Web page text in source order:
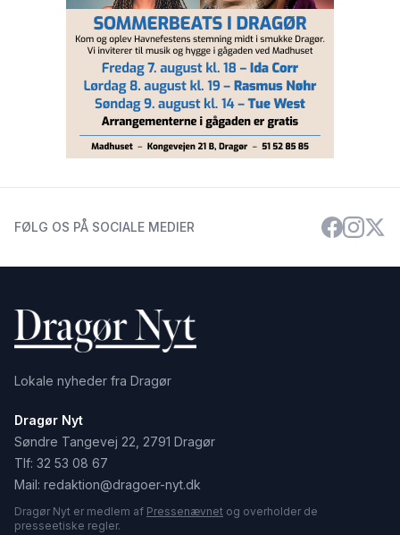
FØLG OS PÅ SOCIALE MEDIER
Lokale nyheder fra Dragør
Dragør Nyt
Søndre Tangevej 22, 2791 Dragør
Tlf: 32 53 08 67
Mail: redaktion@dragoer-nyt.dk
Dragør Nyt er medlem af Pressenævnet og overholder de
presseetiske regler.